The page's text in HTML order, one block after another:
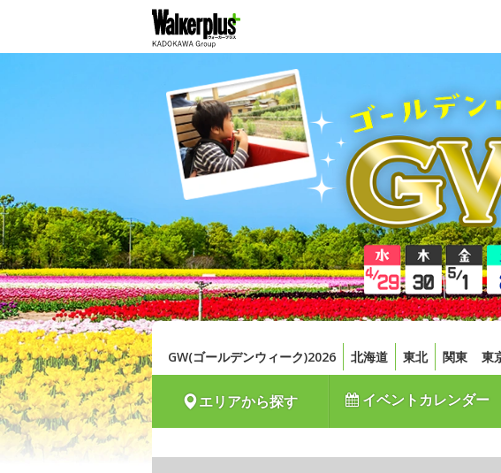
GW(ゴールデンウィーク)2026 北海道 東北 関東 東
エリアから探す イベントカレンダー